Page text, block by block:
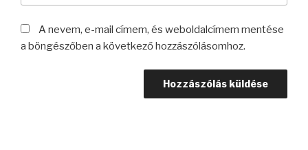
A nevem, e-mail címem, és weboldalcímem mentése
a böngészőben a következő hozzászólásomhoz.